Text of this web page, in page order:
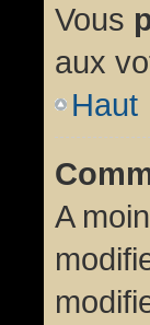
Vous
aux
Haut
A